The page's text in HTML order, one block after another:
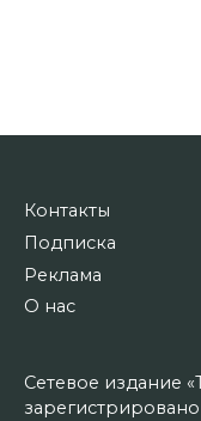
Контакты
Подписка
Реклама
О нас
Сетевое издание